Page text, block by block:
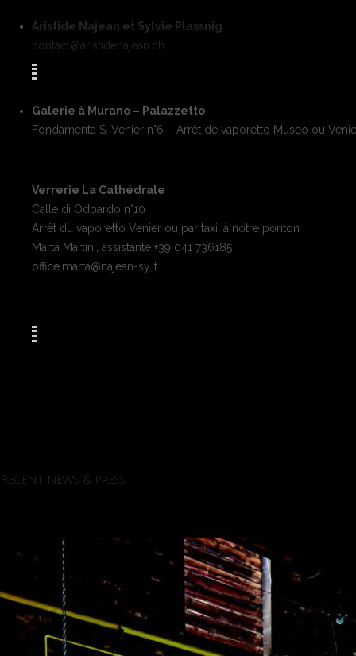
Aristide Najean et Sylvie Plassnig
contact@aristidenajean.ch
Galerie à Murano – Palazzetto
Fondamenta S. Venier n°6 – Arrêt de vaporetto Museo ou
Verrerie La Cathédrale
Calle di Odoardo n°10
Arrêt du vaporetto Venier ou par taxi, à notre ponton
Marta Martini, assistante +39 041 736185
office.marta@najean-sy.it
Recent news & press